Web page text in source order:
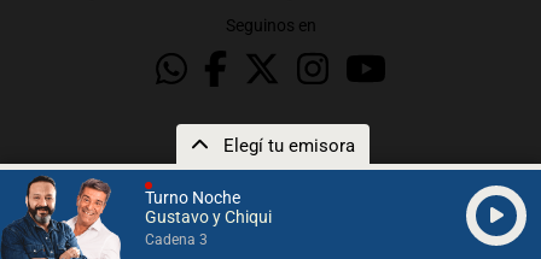
Turno Noche
Gustavo y Chiqui
Cadena 3
Elegí tu emisora
Seguinos en